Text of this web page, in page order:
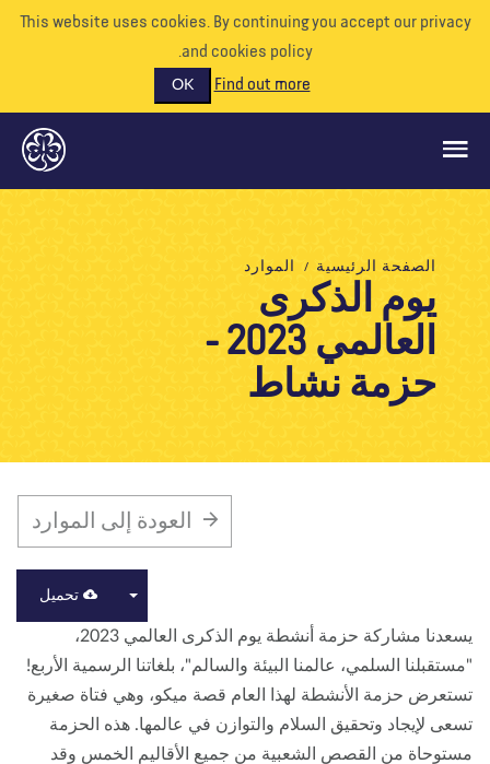
This website uses cookies. By continuing you accept our
and cookies policy.
Find out more
OK
ماذا نفعل
ادعمونا
الاتصال بنا تبرع
الصفحة الرئيسية الموارد
يوم الذكرى
العالمي 2023 -
حزمة نشاط
العودة إلى الموارد
تحميل
يسعدنا مشاركة حزمة أنشطة يوم الذكرى العالمي 2023،
السلمي، عالمنا البيئة والسالم"، بلغاتنا الرسمية الأربع!
حزمة الأنشطة لهذا العام قصة ميكو، وهي فتاة صغيرة
لإيجاد وتحقيق السلام والتوازن في عالمها. هذه الحزمة
من القصص الشعبية من جميع الأقاليم الخمس وقد